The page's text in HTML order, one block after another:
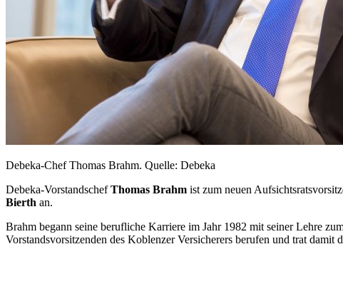
Debeka-Chef Thomas Brahm. Quelle: Debeka
Debeka-VorstandschefThomas Brahm ist zum neuen
Bierth an.
Brahm begann seine berufliche Karriere im Jahr 1982 mit seiner Lehre
Vorstandsvorsitzenden des Koblenzer Versicherers berufen und trat damit